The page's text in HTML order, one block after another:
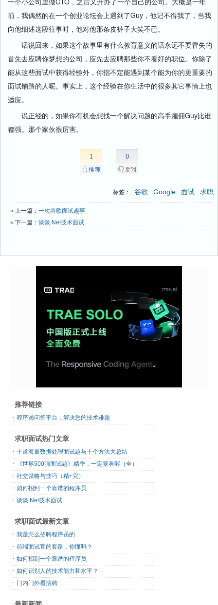
前，我偶然的在一个创业论坛会上遇到了Guy，他记不得我了，当我
向他细述这段往事时，他对他那条皮裤子大笑不已。
话说回来，如果这个故事里有什么教育意义的话永远不要冒失的
首先去应聘你梦想的公司，应先去应聘那些你不看好的职位。你除了
能从这些面试中获得经验外，你指不定能遇到某个能为你的更重要的
面试铺路的人呢。事实上，这个经验在你生活中的很多其它事情上也
适应。
说正经的，如果你有机会想找一个解决问题的高手雇佣Guy比谁
都强。那个家伙很厉害。
1 0
标签： 谷歌 Google 面试 求职
« 上一篇： 一次谷歌面试趣事
» 下一篇： 谈谈.Net技术面试
推荐链接
程序员问答平台，解决您的技术难题
求职面试热门文章
十道海量数据处理面试题与十个方法大总结
《世界500强面试题》精华，一定要看喔（全）
社交谋略与技巧（精+完）
如何招到一个靠谱的程序员
谈谈.Net技术面试
求职面试最新文章
我是怎么招聘程序员的
前端面试官的套路，你懂吗？
如何招到一个靠谱的程序员
如何识别人的技术能力和水平？
门内门外看招聘